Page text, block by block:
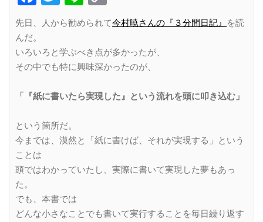
Link
先日、人から勧められて今村暁さんの『３分間日記』
を読
んだ。
いろいろと学ぶべき点が多かったが、
その中でも特に興味深かったのが、
「『紙に書いたら実現した』という流れを頭に叩き込む」
という箇所だ。
今までは、漠然と「紙に書けば、それが実現する」という
ことは
頭ではわかっていたし、実際に書いて実現した夢もあっ
た。
でも、本書では
どんな小さなことでも書いて実行することを毎日繰り返す